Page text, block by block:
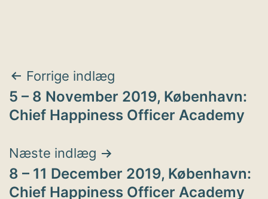
Indlægsnavigation
Forrige indlæg
5 – 8 November 2019, København:
Chief Happiness Officer Academy
Næste indlæg
8 – 11 December 2019, København:
Chief Happiness Officer Academy